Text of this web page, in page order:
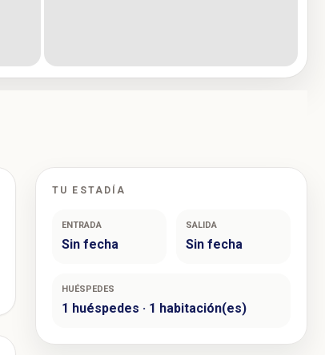
TU ESTADÍA
ENTRADA
Sin fecha
SALIDA
Sin fecha
HUÉSPEDES
1 huéspedes · 1 habitación(es)